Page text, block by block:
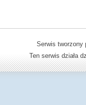
Serwis
Ten serwis działa